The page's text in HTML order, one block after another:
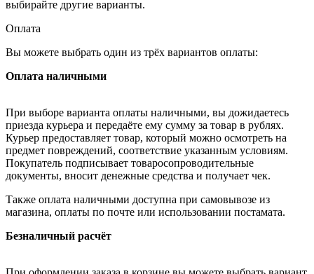
выбирайте другие варианты.
Оплата
Вы можете выбрать один из трёх вариантов оплаты:
Оплата наличными
При выборе варианта оплаты наличными, вы дожидаетесь
приезда курьера и передаёте ему сумму за товар в рублях.
Курьер предоставляет товар, который можно осмотреть на
предмет повреждений, соответствие указанным условиям.
Покупатель подписывает товаросопроводительные
документы, вносит денежные средства и получает чек.
Также оплата наличными доступна при самовывозе из
магазина, оплаты по почте или использовании постамата.
Безналичный расчёт